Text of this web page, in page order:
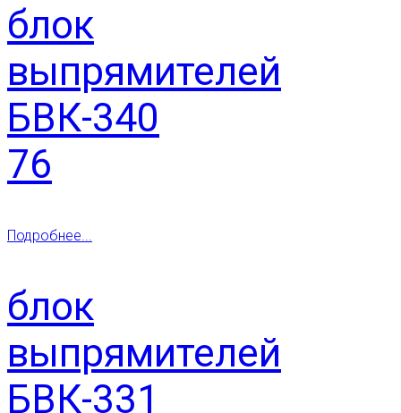
блок
выпрямителей
БВК-340
76
Подробнее...
блок
выпрямителей
БВК-331